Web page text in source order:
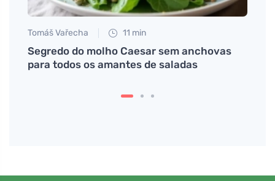
Tomáš Vařecha 11 min
Segredo do molho Caesar sem anchovas
para todos os amantes de saladas